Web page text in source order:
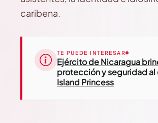
caribena.
TE PUEDE INTERESAR
Ejército de Nicaragua
protección y seguridad al
Island Princess